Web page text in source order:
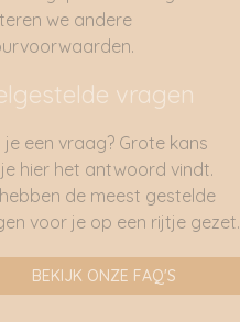
we andere
vragen
je een vraag? Grote kans
hier het antwoord vindt.
de meest gestelde
voor je op een rijtje gezet.
BEKIJK ONZE FAQ'S